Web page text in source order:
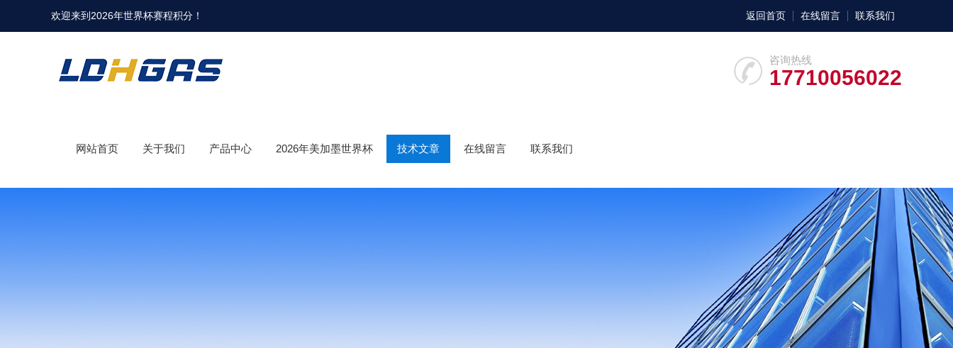
欢迎来到 2026年世界杯赛程积分 ！ 返回首页 在线留言 联系我们
咨询热线
17710056022
网站首页 关于我们 产品中心 2026年美加墨世界杯 技术文章 在线留言 联系我们